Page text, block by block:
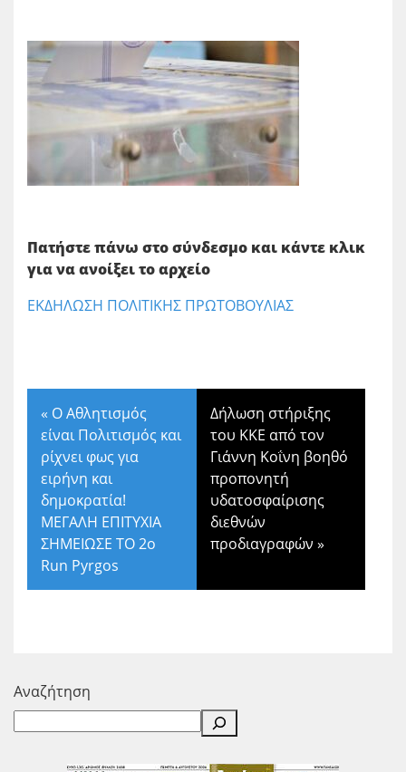
Πατήστε πάνω στο σύνδεσμο και κάντε κλικ
για να ανοίξει το αρχείο
ΕΚΔΗΛΩΣΗ ΠΟΛΙΤΙΚΗΣ ΠΡΩΤΟΒΟΥΛΙΑΣ
« Ο Αθλητισμός
είναι Πολιτισμός και
ρίχνει φως για
ειρήνη και
δημοκρατία!
ΜΕΓΑΛΗ ΕΠΙΤΥΧΙΑ
ΣΗΜΕΙΩΣΕ ΤΟ 2ο
Run Pyrgos
Δήλωση στήριξης
του ΚΚΕ από τον
Γιάννη Κοΐνη βοηθό
προπονητή
υδατοσφαίρισης
διεθνών
προδιαγραφών »
Αναζήτηση